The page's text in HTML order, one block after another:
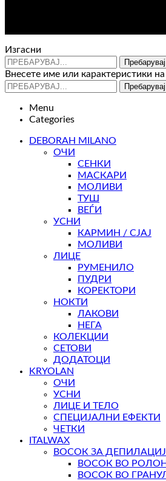
Изгасни
Пребарувај
Внесете име или карактеристики
Пребарувај
Menu
Categories
DEBORAH MILANO
ОЧИ
СЕНКИ
МАСКАРИ
МОЛИВИ
ТУШ
ВЕЃИ
УСНИ
КАРМИН / СЈАЈ
МОЛИВИ
ЛИЦЕ
РУМЕНИЛО
ПУДРИ
КОРЕКТОРИ
НОКТИ
ЛАКОВИ
НЕГА
КОЛЕКЦИИ
СЕТОВИ
ДОДАТОЦИ
KRYOLAN
ОЧИ
УСНИ
ЛИЦЕ И ТЕЛО
СПЕЦИЈАЛНИ ЕФЕКТИ
ЧЕТКИ
ITALWAX
ВОСОК ЗА
ВОСОК ВО РОЛОН
ВОСОК ВО